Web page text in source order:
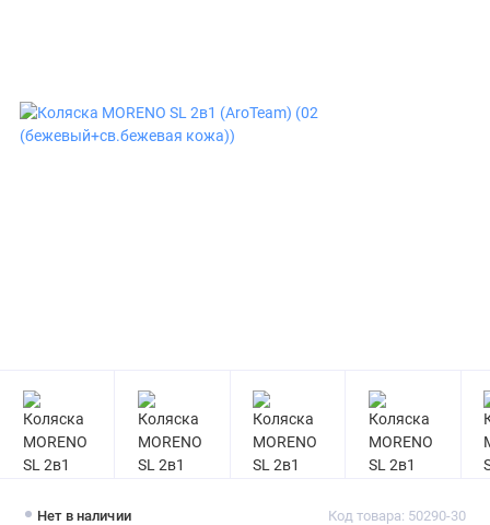
Нет в наличии Код товара: 50290-30